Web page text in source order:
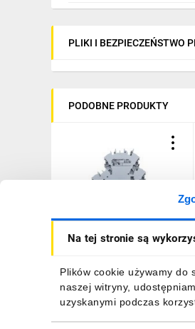
Na tej stronie są
Plików cookie używamy do
naszej witryny,
uzyskanymi podczas
PLIKI I BEZPIECZEŃSTWO
PODOBNE PRODUKTY
Złączka szynowa 3-
piętrowa 2,5mm2 L/L/L
15,28 złbrutto